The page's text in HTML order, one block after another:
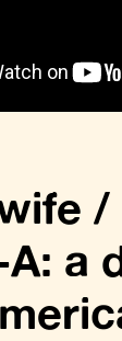
/
a